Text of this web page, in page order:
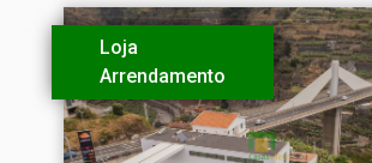
Loja
Arrendamento